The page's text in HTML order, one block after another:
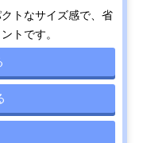
トなサイズ感で、省
トです。